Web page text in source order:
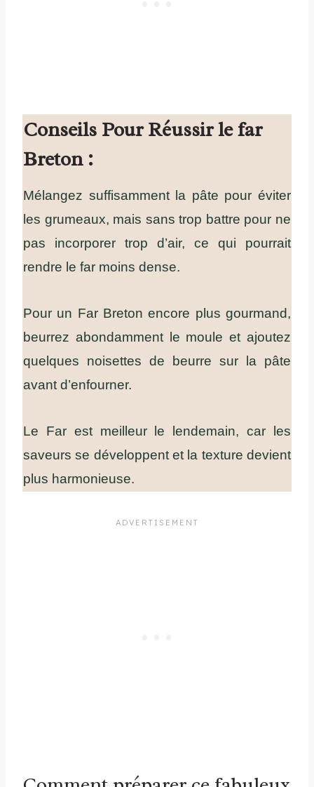
Conseils Pour Réussir le far
Breton :
Mélangez suffisamment la pâte pour éviter
les grumeaux, mais sans trop battre pour ne
pas incorporer trop d’air, ce qui pourrait
rendre le far moins dense.
Pour un Far Breton encore plus gourmand,
beurrez abondamment le moule et ajoutez
quelques noisettes de beurre sur la pâte
avant d’enfourner.
Le Far est meilleur le lendemain, car les
saveurs se développent et la texture devient
plus harmonieuse.